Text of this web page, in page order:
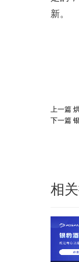
新。
上一篇
下一篇
相